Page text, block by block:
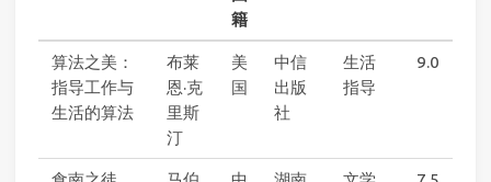
籍
算法之美：
指导工作与
生活的算法
布莱
恩·克
里斯
汀
美
国
中信
出版
社
生活
指导
9.0